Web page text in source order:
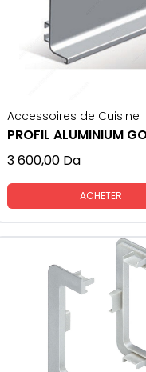
Accessoires de Cuisine
PROFIL ALUMINIUM
3 600,00 Da
ACHETER